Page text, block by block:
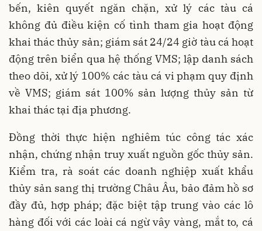
bến, kiên quyết ngăn chặn, xử lý các tàu cá
không đủ điều kiện cố tình tham gia hoạt động
khai thác thủy sản; giám sát 24/24 giờ tàu cá hoạt
động trên biển qua hệ thống VMS; lập danh sách
theo dõi, xử lý 100% các tàu cá vi phạm quy định
về VMS; giám sát 100% sản lượng thủy sản từ
khai thác tại địa phương.
Đồng thời thực hiện nghiêm túc công tác xác
nhận, chứng nhận truy xuất nguồn gốc thủy sản.
Kiểm tra, rà soát các doanh nghiệp xuất khẩu
thủy sản sang thị trường Châu Âu, bảo đảm hồ sơ
đầy đủ, hợp pháp; đặc biệt tập trung vào các lô
hàng đối với các loài cá ngừ vây vàng, mắt to, cá